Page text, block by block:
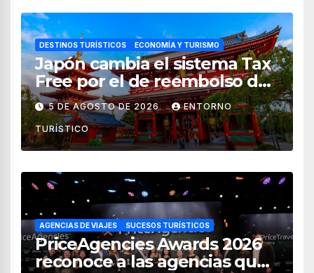
DESTINOS TURÍSTICOS ECONOMÍA Y TURISMO
Japón cambia el sistema Tax
Free por el de reembolso de
impuestos desde noviembre
de 2026
5 DE AGOSTO DE 2026 ENTORNO
TURÍSTICO
AGENCIAS DE VIAJES SUCESOS TURÍSTICOS
PriceAgencies Awards 2026
reconoce a las agencias que